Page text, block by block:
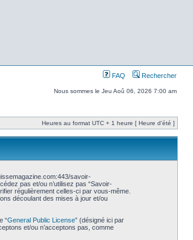
FAQ Rechercher
Nous sommes le Jeu Aoû 06, 2026 7:00 am
Heures au format UTC + 1 heure [ Heure d’été ]
savoir-
pas et/ou n’utilisez pas “Savoir-
régulièrement celles-ci par vous-même.
découlant des mises à jour et/ou
“General Public License” (désigné ici par
et/ou n’acceptons pas, comme